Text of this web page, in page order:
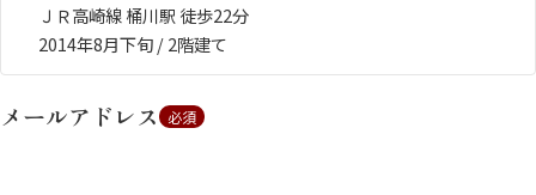
人気のカテゴリから探す
ＪＲ高崎線 桶川駅 徒歩22分
2014年8月下旬 / 2階建て
メールアドレス 必須